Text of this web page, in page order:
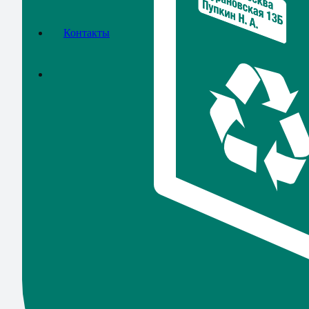
Контакты